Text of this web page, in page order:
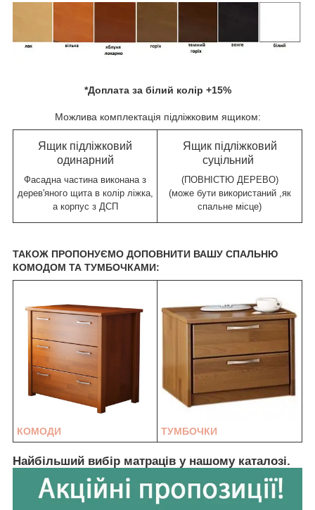
*Доплата за білий колір +15%
Можлива комплектація підліжковим ящиком:
Ящик підліжковий
одинарний
Фасадна частина виконана з
дерев'яного щита в колір ліжка,
а корпус з ДСП
Ящик підліжковий
суцільний
(ПОВНІСТЮ ДЕРЕВО)
(може бути використаний ,як
спальне місце)
ТАКОЖ ПРОПОНУЄМО ДОПОВНИТИ ВАШУ СПАЛЬНЮ
КОМОДОМ ТА ТУМБОЧКАМИ:
КОМОДИ ТУМБОЧКИ
Найбільший вибір матраців у нашому каталозі.